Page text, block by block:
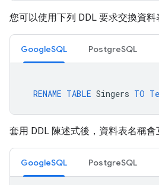
您可以使用下列 DDL 要求交換資料
GoogleSQL PostgreSQL
RENAME TABLE Singers TO
套用 DDL 陳述式後，資料表名稱會
GoogleSQL PostgreSQL